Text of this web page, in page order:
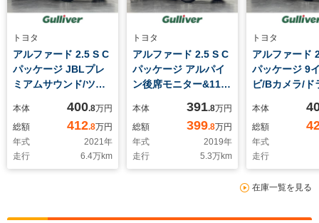
トヨタ
アルファード 2.5 S C
パッケージ JBLプレ
ミアムサウンド/ツイ
エンタメモニター/10
インチナビ/パノラミ
ックビューモニタ
ー/ETC2.0/デジタルイ
ンナーミラー/BSM/衝
本体 400.8万円
総額
412.8万円
年式
2021年
走行
6.4万km
トヨタ
アルファード 2.5 S C
パッケージ アルパイ
ン後席モニター&11イ
ラレコ/ETC2.0/デジタ
ルインナーミラー/ブ
ラインドスポットモニ
ター/黒革シート/衝突
被害軽減/レーダーク
本体 391.8万円
総額
399.8万円
年式
2019年
走行
5.3万km
トヨタ
アルファード
パッケージ 9
ビ/Bカメラ/ド
ースライドド
被害軽減/レー
ルコン/パーキ
ポートブレー
ーシート/冷暖
ト/AC100V/パ
本体
総額
年式
走行
在庫一覧を見る